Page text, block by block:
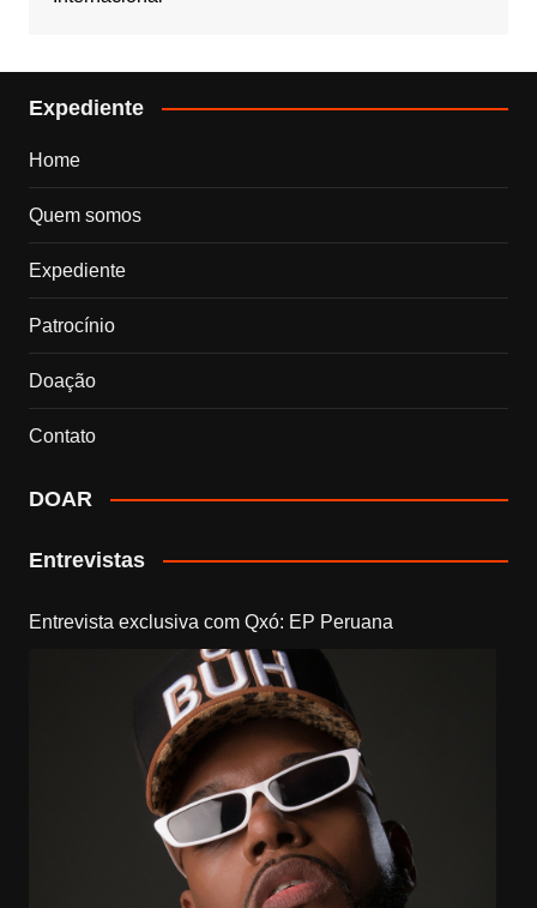
Expediente
Home
Quem somos
Expediente
Patrocínio
Doação
Contato
DOAR
Entrevistas
Entrevista exclusiva com Qxó: EP Peruana